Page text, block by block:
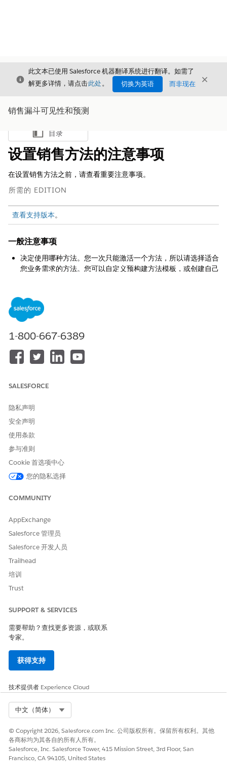
关闭
此文本已使用 Salesforce 机器翻译系统进行翻译。如需了
解更多详情，请点击此处。 切换为英语 而非现在 关闭
销售漏斗可见性和预测
显示目录
目录
设置销售方法的注意事项
在设置销售方法之前，请查看重要注意事项。
所需的 EDITION
查看支持版本。
一般注意事项
决定使用哪种方法。您一次只能激活一个方法，所以请选择适合
您业务需求的方法。您可以自定义预构建方法模板，或创建自己
处理的业务机会。
使销售团队与评分标准保持一致。销售代表必须了解如何在打开
字段之前对其进行评分（低、中、高）。
本文章是否解决您的问题？
1-800-667-6389
SALESFORCE
隐私声明
安全声明
使用条款
参与准则
Cookie 首选项中心
您的隐私选择
COMMUNITY
AppExchange
Salesforce 管理员
Salesforce 开发人员
Trailhead
培训
Trust
SUPPORT & SERVICES
需要帮助？查找更多资源，或联系
专家。
获得支持
技术提供者 Experience Cloud
中文（简体）
© Copyright 2026, Salesforce.com Inc. 公司版权所有。保留所有权利。其他
各商标均为其各自的所有人所有。
Salesforce, Inc. Salesforce Tower, 415 Mission Street, 3rd Floor, San
Francisco, CA 94105, United States